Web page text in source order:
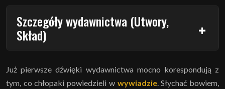
Szczegóły wydawnictwa (Utwory,
Skład)
Już pierwsze dźwięki wydawnictwa mocno korespondują z
tym, co chłopaki powiedzieli w wywiadzie. Słychać bowiem,